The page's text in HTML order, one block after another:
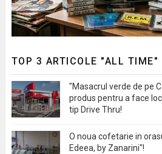
TOP 3 ARTICOLE "ALL TIME"
"Masacrul verde de pe
produs pentru a face
tip Drive Thru!
O noua cofetarie in
Edeea, by Zanarini"!